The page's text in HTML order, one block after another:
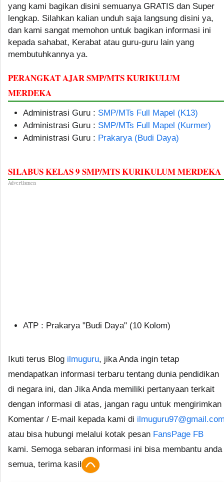
yang kami bagikan disini semuanya GRATIS dan Super
lengkap. Silahkan kalian unduh saja langsung disini ya,
dan kami sangat memohon untuk bagikan informasi ini
kepada sahabat, Kerabat atau guru-guru lain yang
membutuhkannya ya.
PERANGKAT AJAR SMP/MTS KURIKULUM
MERDEKA
Administrasi Guru : SMP/MTs Full Mapel (K13)
Administrasi Guru : SMP/MTs Full Mapel (Kurmer)
Administrasi Guru : Prakarya (Budi Daya)
SILABUS KELAS 9 SMP/MTS KURIKULUM MERDEKA
Advertismen
ATP : Prakarya "Budi Daya" (10 Kolom)
Ikuti terus Blog ilmuguru, jika Anda ingin tetap
mendapatkan informasi terbaru tentang dunia pendidikan
di negara ini, dan Jika Anda memiliki pertanyaan terkait
dengan informasi di atas, jangan ragu untuk mengirimkan
Komentar / E-mail kepada kami di
atau bisa hubungi melalui kotak pesan FansPage FB
kami. Semoga sebaran informasi ini bisa membantu anda
semua, terima kasih.